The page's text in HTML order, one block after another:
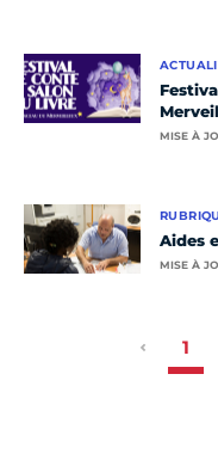
MISE À
Aides
MISE À
1